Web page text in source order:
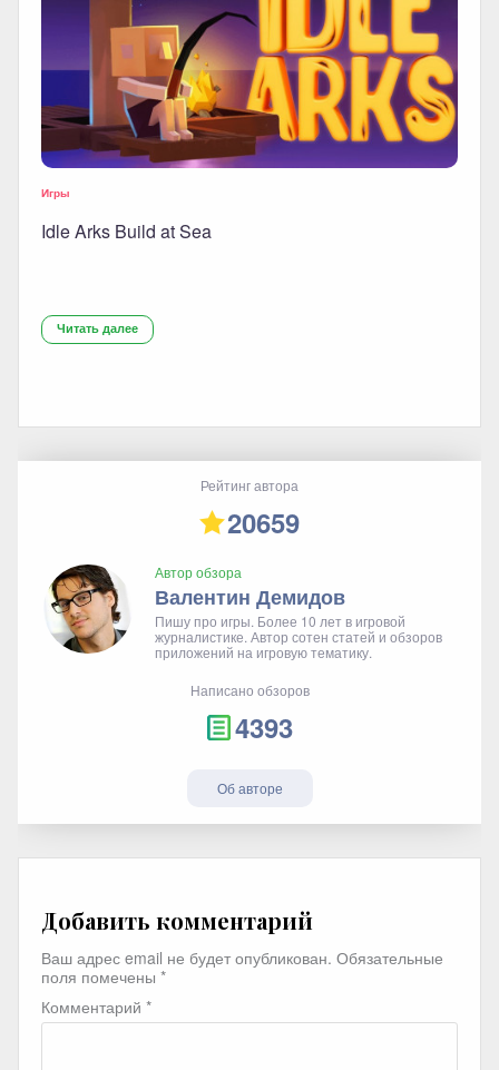
Игры
Idle Arks Build at Sea
Читать далее
Рейтинг автора
20659
Автор обзора
Валентин Демидов
Пишу про игры. Более 10 лет в игровой
журналистике. Автор сотен статей и обзоров
приложений на игровую тематику.
Написано обзоров
4393
Об авторе
Добавить комментарий
Ваш адрес email не будет опубликован. Обязательные
поля помечены *
Комментарий *